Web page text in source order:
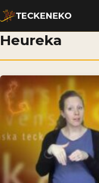
Heureka